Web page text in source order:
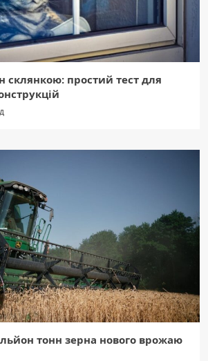
склянкою: простий тест для
тонн зерна нового врожаю